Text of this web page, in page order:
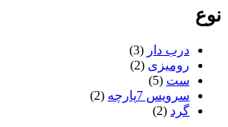
جگوار
دایی
درسان
دکورال
دلنواز
نوع
درب دار (3)
رومیزی (2)
ست (5)
سرویس 7پارچه
(2)
گرد (2)